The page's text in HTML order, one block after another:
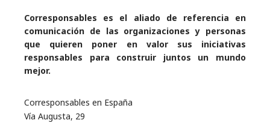
Corresponsables es el aliado de referencia en
comunicación de las organizaciones y personas
que quieren poner en valor sus iniciativas
responsables para construir juntos un mundo
mejor.
Corresponsables en España
Vía Augusta, 29